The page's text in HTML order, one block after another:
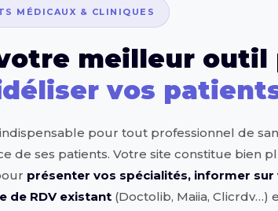
MÉDICAUX & CLINIQUES
meilleur outil
vos
pour tout professionnel de
de ses patients. Votre site constitue bien
présenter vos spécialités, informer sur
de RDV existant (Doctolib, Maiia, Clicrdv…)